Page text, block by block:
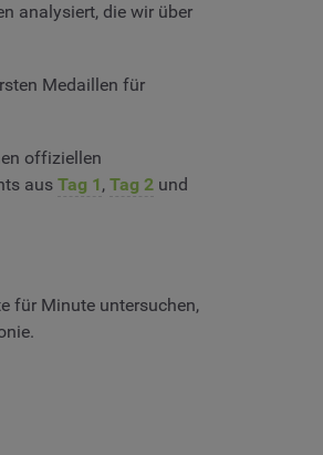
analysiert, die wir über
Medaillen für
offiziellen
aus Tag 1 , Tag 2 und
für Minute untersuchen,